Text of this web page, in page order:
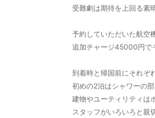
受難劇は期待を上回る素
予約していただいた航空
追加チャージ45000円で
到着時と帰国前にそれぞ
初めの2泊はシャワーの
建物やユーティリティは
スタッフがいろいろと親